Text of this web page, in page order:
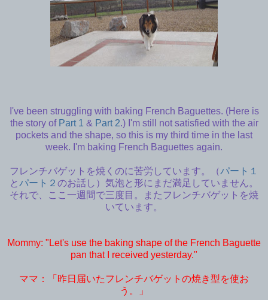
I've been struggling with baking French Baguettes. (Here is
the story of Part 1 & Part 2.) I'm still not satisfied with the air
pockets and the shape, so this is my third time in the last
week. I'm baking French Baguettes again.
フレンチバゲットを焼くのに苦労しています。（パート１
と パート２ のお話し）気泡と形にまだ満足していません。
それで、ここ一週間で三度目。またフレンチバゲットを焼
いています。
Mommy: "Let's use the baking shape of the French Baguette
pan that I received yesterday."
ママ：「昨日届いたフレンチバゲットの焼き型を使お
う。」